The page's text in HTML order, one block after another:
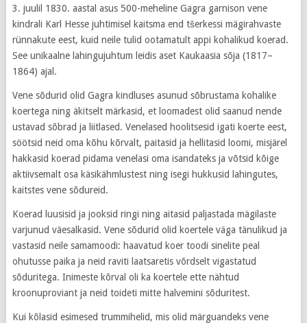
3. juulil 1830. aastal asus 500-meheline Gagra garnison vene
kindrali Karl Hesse juhtimisel kaitsma end tšerkessi mägirahvaste
rünnakute eest, kuid neile tulid ootamatult appi kohalikud koerad.
See unikaalne lahingujuhtum leidis aset Kaukaasia sõja (1817–
1864) ajal.
Vene sõdurid olid Gagra kindluses asunud sõbrustama kohalike
koertega ning äkitselt märkasid, et loomadest olid saanud nende
ustavad sõbrad ja liitlased. Venelased hoolitsesid igati koerte eest,
söötsid neid oma kõhu kõrvalt, paitasid ja hellitasid loomi, misjärel
hakkasid koerad pidama venelasi oma isandateks ja võtsid kõige
aktiivsemalt osa käsikähmlustest ning isegi hukkusid lahingutes,
kaitstes vene sõdureid.
Koerad luusisid ja jooksid ringi ning aitasid paljastada mägilaste
varjunud väesalkasid. Vene sõdurid olid koertele väga tänulikud ja
vastasid neile samamoodi: haavatud koer toodi sinelite peal
ohutusse paika ja neid raviti laatsaretis võrdselt vigastatud
sõduritega. Inimeste kõrval oli ka koertele ette nähtud
kroonuproviant ja neid toideti mitte halvemini sõduritest.
Kui kõlasid esimesed trummihelid, mis olid märguandeks vene